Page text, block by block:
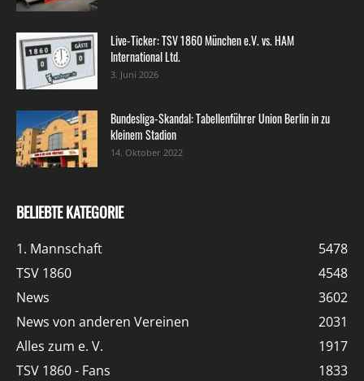
Live-Ticker: TSV 1860 München e.V. vs. HAM
International Ltd.
3. Juni 2026
Bundesliga-Skandal: Tabellenführer Union Berlin in zu
kleinem Stadion
14. Oktober 2022
BELIEBTE KATEGORIE
1. Mannschaft
5478
TSV 1860
4548
News
3602
News von anderen Vereinen
2031
Alles zum e. V.
1917
TSV 1860 - Fans
1833